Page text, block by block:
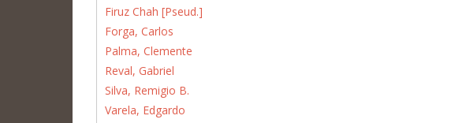
Firuz Chah [Pseud.]
Forga, Carlos
Palma, Clemente
Reval, Gabriel
Silva, Remigio B.
Varela, Edgardo